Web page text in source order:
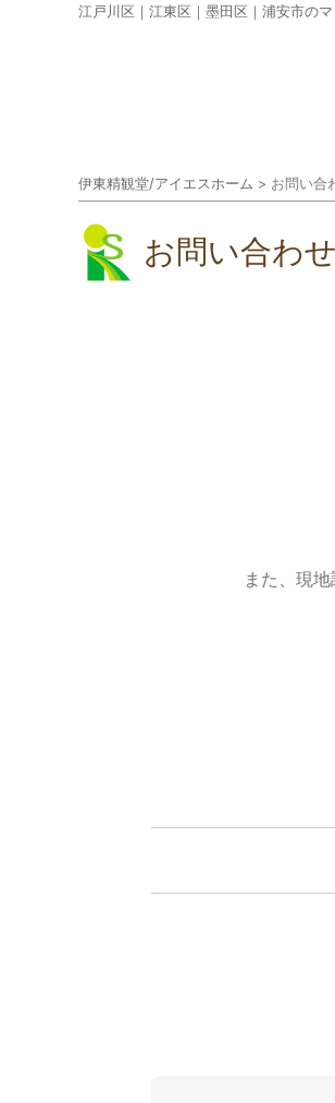
江戸川区｜江東区｜墨田区｜浦安市の
伊東精観堂/アイエスホーム > お問い合
お問い合わせ
また、現